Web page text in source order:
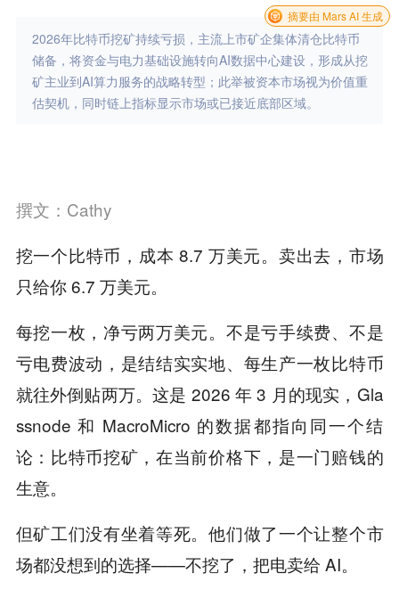
2026年比特币挖矿持续亏损，主流上市矿企集体清仓比特币
储备，将资金与电力基础设施转向AI数据中心建设，形成从挖
矿主业到AI算力服务的战略转型；此举被资本市场视为价值重
估契机，同时链上指标显示市场或已接近底部区域。
摘要由 Mars AI 生成
撰文：Cathy
挖一个比特币，成本 8.7 万美元。卖出去，市场
只给你 6.7 万美元。
每挖一枚，净亏两万美元。不是亏手续费、不是
亏电费波动，是结结实实地、每生产一枚比特币
就往外倒贴两万。这是 2026 年 3 月的现实，Gla
ssnode 和 MacroMicro 的数据都指向同一个结
论：比特币挖矿，在当前价格下，是一门赔钱的
生意。
但矿工们没有坐着等死。他们做了一个让整个市
场都没想到的选择——不挖了，把电卖给 AI。